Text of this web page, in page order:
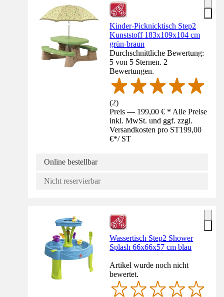
Kinder-Picknicktisch Step2
Kunststoff 183x109x104 cm
grün-braun
Durchschnittliche Bewertung:
5 von 5 Sternen. 2
Bewertungen.
(2)
Preis — 199,00 € * Alle Preise
inkl. MwSt. und ggf. zzgl.
Versandkosten pro ST199,00
€*/ ST
Online bestellbar
Nicht reservierbar
Wassertisch Step2 Shower
Splash 66x66x57 cm blau
Artikel wurde noch nicht
bewertet.